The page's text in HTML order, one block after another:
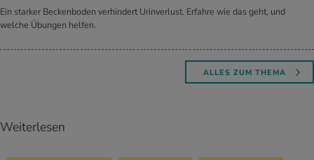
Ein starker Beckenboden verhindert Urinverlust. Erfahre wie das geht, und
welche Übungen helfen.
ALLES ZUM THEMA
Weiterlesen